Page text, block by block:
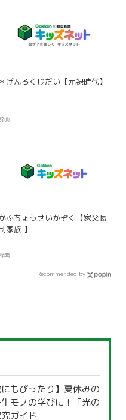
＊げんろくじだい【元禄時代】
典
ふちょうせいかぞく【家父長
家族 】
典
Recommended by
にもぴったり】夏休みの
モノの学びに！「光の
ガイド